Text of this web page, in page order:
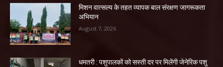
मिशन वात्सल्य के तहत व्यापक बाल संरक्षण जागरूकता
अभियान
August 7, 2026
धमतरी : पशुपालकों को सस्ती दर पर मिलेंगी जेनेरिक पशु